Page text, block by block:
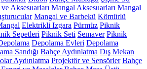
Aksesuarları Mangal Aksesuarları Mangal
Mangal ve Barbekü Kömürlü
Elektrikli Izgara Pürmüz Piknik
Sepetleri Piknik Seti Semaver Piknik
Depolama Evleri Depolama
Sandığı Bahçe Aydınlatma Dış Mekan
Aydınlatma Projektör ve Sensörler Bahçe